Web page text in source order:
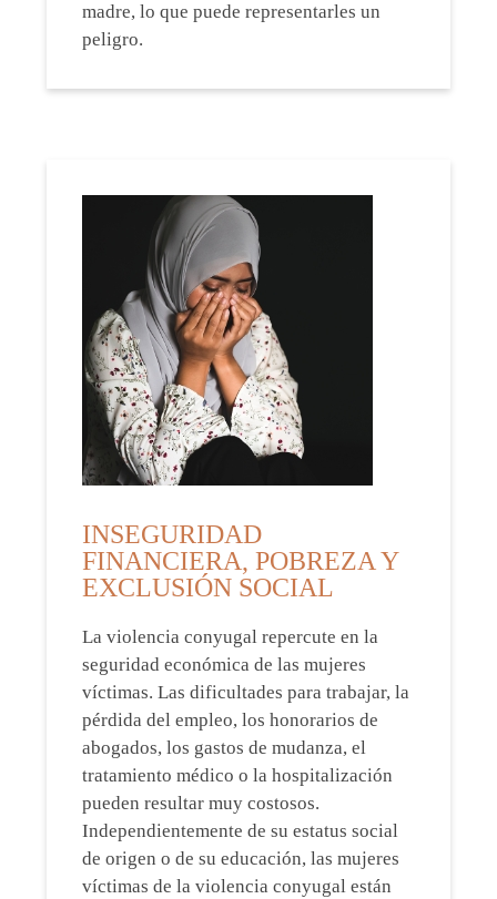
madre, lo que puede representarles un
peligro.
INSEGURIDAD
FINANCIERA, POBREZA Y
EXCLUSIÓN SOCIAL
La violencia conyugal repercute en la
seguridad económica de las mujeres
víctimas. Las dificultades para trabajar, la
pérdida del empleo, los honorarios de
abogados, los gastos de mudanza, el
tratamiento médico o la hospitalización
pueden resultar muy costosos.
Independientemente de su estatus social
de origen o de su educación, las mujeres
víctimas de la violencia conyugal están